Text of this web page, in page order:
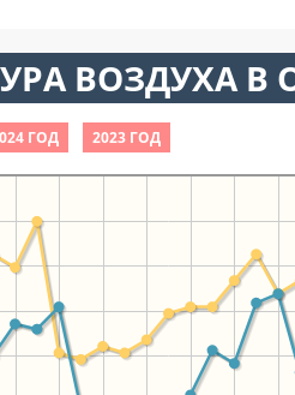
ВОЗДУХА В
ГОД 2023 ГОД